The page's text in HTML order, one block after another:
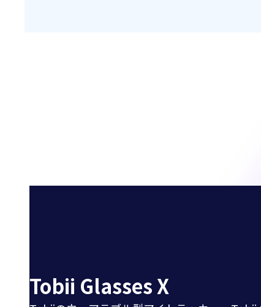
Tobii Glasses X